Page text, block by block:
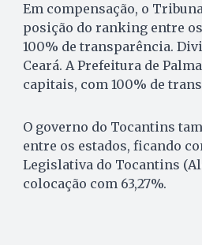
Em compensação, o
posição do ranking entre
100% de transparência.
Ceará. A Prefeitura de
capitais, com 100% de
O governo do Tocantins
entre os estados, ficando
Legislativa do Tocantins
colocação com 63,27%.